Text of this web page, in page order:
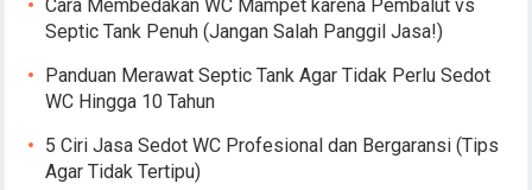
Cara Membedakan WC Mampet karena Pembalut vs
Septic Tank Penuh (Jangan Salah Panggil Jasa!)
Panduan Merawat Septic Tank Agar Tidak Perlu Sedot
WC Hingga 10 Tahun
5 Ciri Jasa Sedot WC Profesional dan Bergaransi (Tips
Agar Tidak Tertipu)